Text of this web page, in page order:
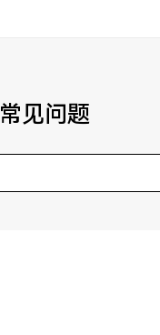
常见问题